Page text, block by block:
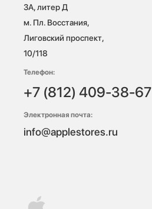
3А, литер Д
м. Пл. Восстания,
Лиговский проспект,
10/118
Телефон:
+7 (812) 409-38-67
Электронная почта:
info@applestores.ru